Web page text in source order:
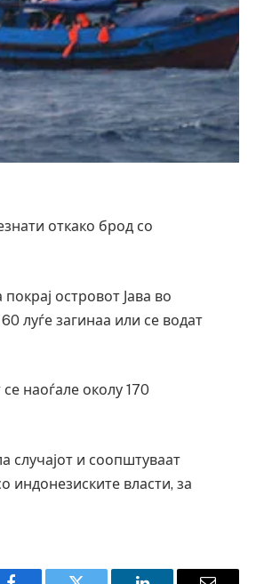
откако брод со
островот Јава во
луѓе загинаа или се водат
наоѓале околу 170
случајот и соопштуваат
индонезиските власти, за